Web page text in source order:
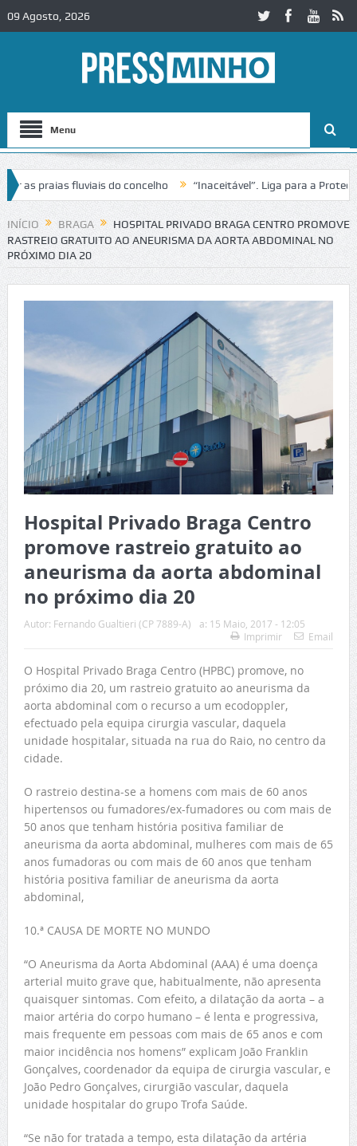
09 Agosto, 2026
Menu
praias fluviais do concelho “Inaceitável”. Liga para a Proteção da
de trânsito no IC2 em Alcobaça Igreja do Castelo de Cerveira
INÍCIO BRAGA
HOSPITAL PRIVADO BRAGA CENTRO PROMOVE
RASTREIO GRATUITO AO ANEURISMA DA AORTA ABDOMINAL NO
PRÓXIMO DIA 20
Hospital Privado Braga Centro
promove rastreio gratuito ao
aneurisma da aorta abdominal
no próximo dia 20
Autor: Fernando Gualtieri (CP 7889-A) a: 15 Maio, 2017 - 12:05
Imprimir
Email
O Hospital Privado Braga Centro (HPBC) promove, no
próximo dia 20, um rastreio gratuito ao aneurisma da
aorta abdominal com o recurso a um ecodoppler,
efectuado pela equipa cirurgia vascular, daquela
unidade hospitalar, situada na rua do Raio, no centro da
cidade.
O rastreio destina-se a homens com mais de 60 anos
hipertensos ou fumadores/ex-fumadores ou com mais de
50 anos que tenham história positiva familiar de
aneurisma da aorta abdominal, mulheres com mais de 65
anos fumadoras ou com mais de 60 anos que tenham
história positiva familiar de aneurisma da aorta
abdominal,
10.ª CAUSA DE MORTE NO MUNDO
“O Aneurisma da Aorta Abdominal (AAA) é uma doença
arterial muito grave que, habitualmente, não apresenta
quaisquer sintomas. Com efeito, a dilatação da aorta – a
maior artéria do corpo humano – é lenta e progressiva,
mais frequente em pessoas com mais de 65 anos e com
maior incidência nos homens” explicam João Franklin
Gonçalves, coordenador da equipa de cirurgia vascular, e
João Pedro Gonçalves, cirurgião vascular, daquela
unidade hospitalar do grupo Trofa Saúde.
“Se não for tratada a tempo, esta dilatação da artéria